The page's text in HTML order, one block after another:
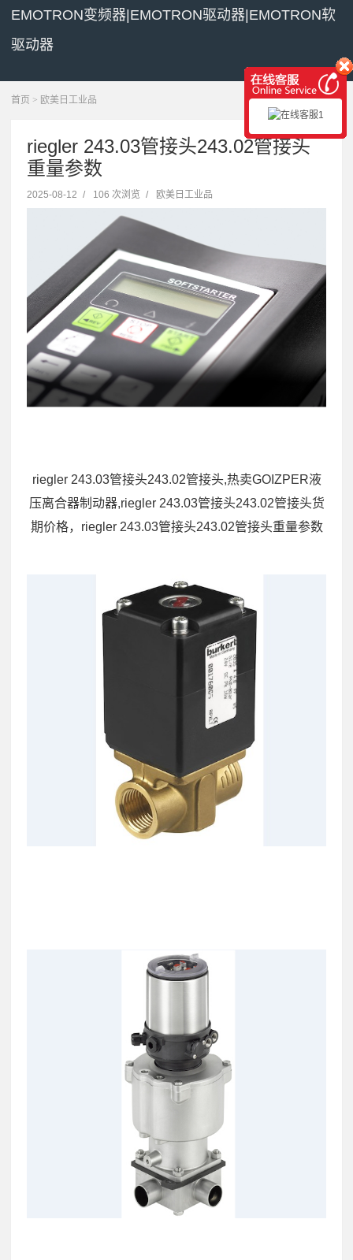
EMOTRON变频器|EMOTRON驱动器|EMOTRON软
驱动器
展开菜单
首页 > 欧美日工业品
riegler 243.03管接头243.02管接头
重量参数
2025-08-12 / 106 次浏览 / 欧美日工业品
riegler 243.03管接头243.02管接头,热卖GOIZPER液
压离合器制动器,riegler 243.03管接头243.02管接头货
期价格，riegler 243.03管接头243.02管接头重量参数